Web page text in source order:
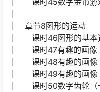
├─章节8图形的运动
│ 课时46图形的基本
│ 课时47有趣的画像
│ 课时48有趣的画像
│ 课时49有趣的画像
│ 课时50数字齿轮（